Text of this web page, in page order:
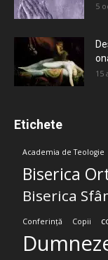
5
15
Etichete
Academia de Teologie
Biserica
Biserica
Conferință Copii